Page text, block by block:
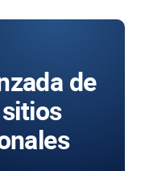
de